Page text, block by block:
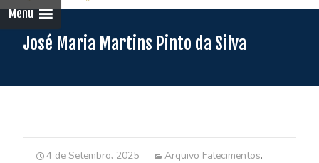
Menu
José Maria Martins Pinto da Silva
4 de Setembro, 2025 Arquivo Falecimentos,